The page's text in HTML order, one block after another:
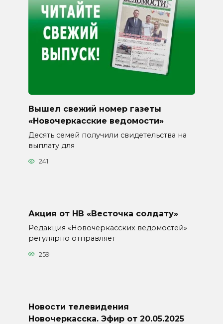
Вышел свежий номер газеты
«Новочеркасские ведомости»
Десять семей получили свидетельства на
выплату для
241
Акция от НВ «Весточка солдату»
Редакция «Новочеркасских ведомостей»
регулярно отправляет
259
Новости телевидения
Новочеркасска. Эфир от 20.05.2025